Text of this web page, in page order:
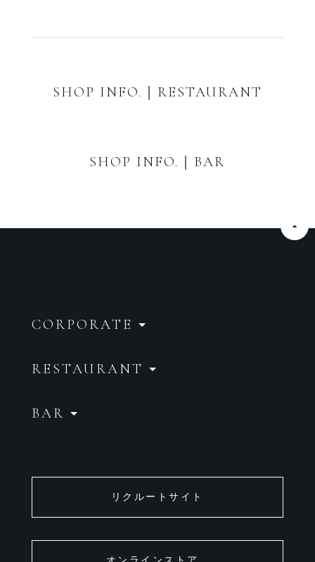
SHOP INFO.｜RESTAURANT
SHOP INFO.｜BAR
CORPORATE
RESTAURANT
BAR
リクルートサイト